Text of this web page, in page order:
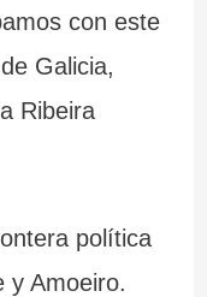
con este
Galicia,
Ribeira
política
y Amoeiro.